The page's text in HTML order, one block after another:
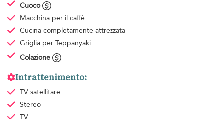
Cuoco
Macchina per il caffè
Cucina completamente attrezzata
Griglia per Teppanyaki
Colazione
Intrattenimento:
TV satellitare
Stereo
TV